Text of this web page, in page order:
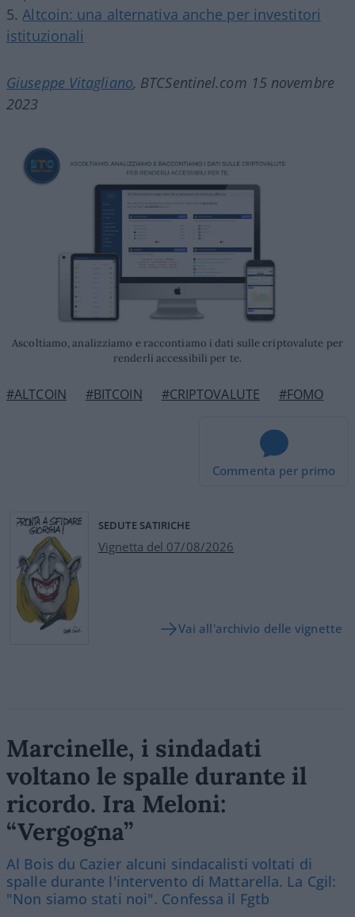
Altcoin: una alternativa anche per investitori
istituzionali
Giuseppe Vitagliano, BTCSentinel.com 15 novembre
2023
Ascoltiamo, analizziamo e raccontiamo i dati sulle criptovalute per
renderli accessibili per te.
#ALTCOIN #BITCOIN #CRIPTOVALUTE #FOMO
Commenta per primo
SEDUTE SATIRICHE
Vignetta del 07/08/2026
Vai all'archivio delle vignette
Marcinelle, i sindadati
voltano le spalle durante il
ricordo. Ira Meloni:
“Vergogna”
Al Bois du Cazier alcuni sindacalisti voltati di
spalle durante l'intervento di Mattarella. La Cgil:
"Non siamo stati noi". Confessa il Fgtb